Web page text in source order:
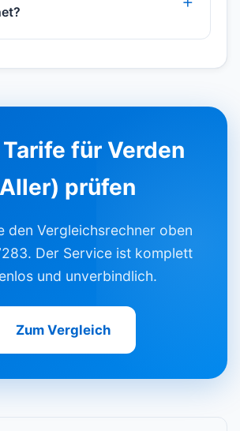
für Verden
prüfen
den Vergleichsrechner oben
Der Service ist komplett
und unverbindlich.
Zum Vergleich